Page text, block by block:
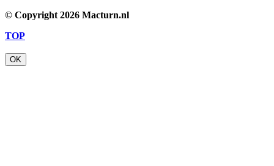
© Copyright 2026 Macturn.nl
TOP
OK